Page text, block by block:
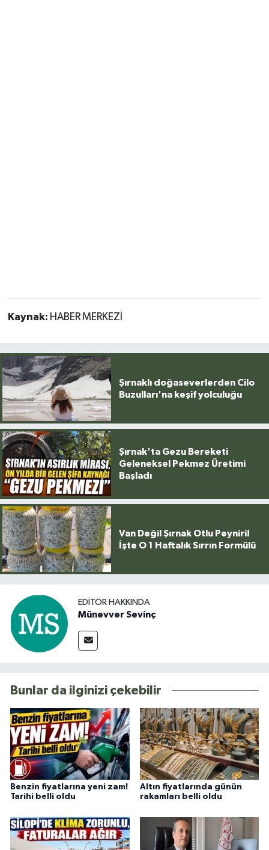
Kaynak: HABER MERKEZİ
Şırnaklı doğaseverlerden Cilo
Buzulları'na keşif yolculuğu
Şırnak'ta Gezu Bereketi
Geleneksel Pekmez Üretimi
Başladı
Van Değil Şırnak Otlu Peyniri!
İşte O 1 Haftalık Sırrın Formülü
EDITÖR HAKKINDA
Münevver Sevinç
Bunlar da ilginizi çekebilir
Benzin fiyatlarına yeni zam!
Tarihi belli oldu
Altın fiyatlarında günün
rakamları belli oldu